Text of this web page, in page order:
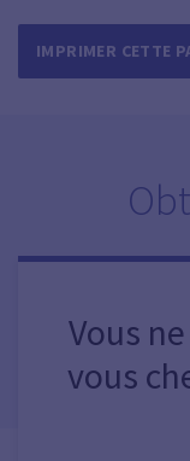
IMPRIMER CETTE
Vous
vous